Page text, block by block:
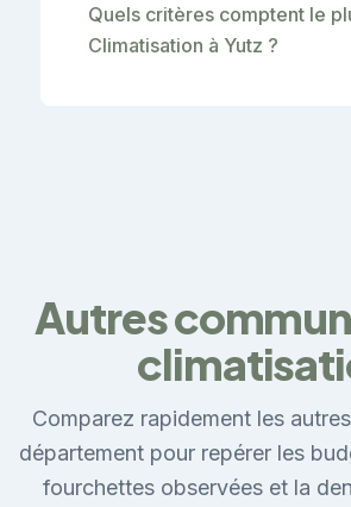
Quels critères comptent le
Climatisation à Yutz ?
Autres
Comparez rapidement les
département pour repérer les
fourchettes observées et la